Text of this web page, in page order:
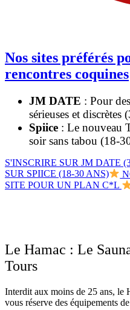
Nos sites préférés
rencontres coquines
JM DATE : Pour
sérieuses et discrètes
Spiice : Le nouveau
soir sans tabou (18-
S'INSCRIRE SUR JM DATE
SUR SPIICE (18-30 ANS)
SITE POUR UN PLAN C*L
Le Hamac : Le
Tours
Interdit aux moins de 25 ans, le
vous réserve des équipements